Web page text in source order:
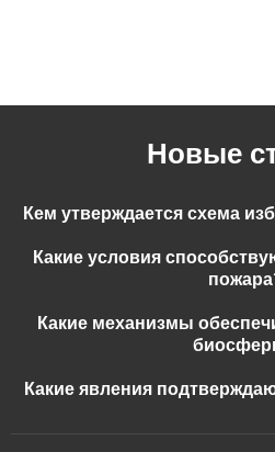
Новые
Кем утверждается схема
Какие условия
Какие механизмы
Какие явления